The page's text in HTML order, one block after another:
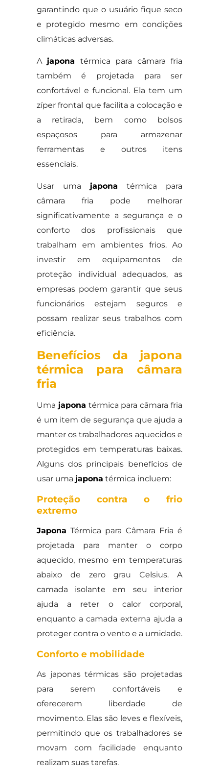
garantindo que o usuário fique seco
e protegido mesmo em condições
climáticas adversas.
A japona térmica para câmara fria
também é projetada para ser
confortável e funcional. Ela tem um
zíper frontal que facilita a colocação e
a retirada, bem como bolsos
espaçosos para armazenar
ferramentas e outros itens
essenciais.
Usar uma japona térmica para
câmara fria pode melhorar
significativamente a segurança e o
conforto dos profissionais que
trabalham em ambientes frios. Ao
investir em equipamentos de
proteção individual adequados, as
empresas podem garantir que seus
funcionários estejam seguros e
possam realizar seus trabalhos com
eficiência.
Benefícios da japona
térmica para câmara
fria
Uma japona térmica para câmara fria
é um item de segurança que ajuda a
manter os trabalhadores aquecidos e
protegidos em temperaturas baixas.
Alguns dos principais benefícios de
usar uma japona térmica incluem:
Proteção contra o frio
extremo
Japona Térmica para Câmara Fria é
projetada para manter o corpo
aquecido, mesmo em temperaturas
abaixo de zero grau Celsius. A
camada isolante em seu interior
ajuda a reter o calor corporal,
enquanto a camada externa ajuda a
proteger contra o vento e a umidade.
Conforto e mobilidade
As japonas térmicas são projetadas
para serem confortáveis e
oferecerem liberdade de
movimento. Elas são leves e flexíveis,
permitindo que os trabalhadores se
movam com facilidade enquanto
realizam suas tarefas.